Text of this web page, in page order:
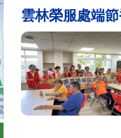
雲林榮服處端